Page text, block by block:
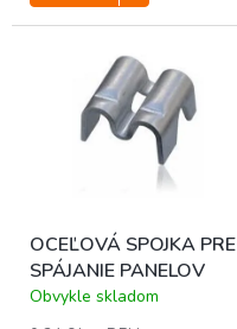
OCEĽOVÁ SPOJKA PRE
SPÁJANIE PANELOV
Obvykle skladom